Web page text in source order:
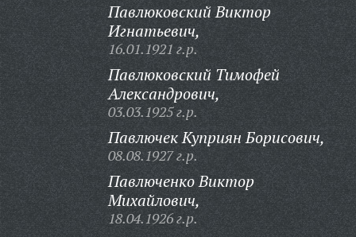
Павлюковский Виктор
Игнатьевич,
16.01.1921 г.р.
Павлюковский Тимофей
Александрович,
03.03.1925 г.р.
Павлючек Куприян Борисович,
08.08.1927 г.р.
Павлюченко Виктор
Михайлович,
18.04.1926 г.р.